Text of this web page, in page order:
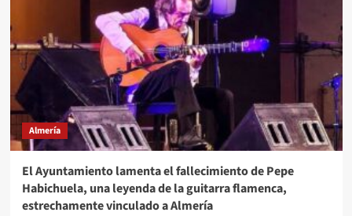
Almería
El Ayuntamiento lamenta el fallecimiento de Pepe
Habichuela, una leyenda de la guitarra flamenca,
estrechamente vinculado a Almería